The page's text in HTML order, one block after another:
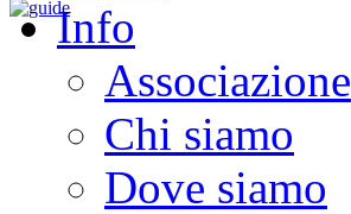
Info
Associazione
Chi siamo
Dove siamo